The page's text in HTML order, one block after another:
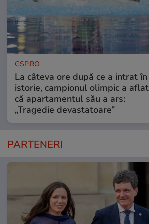
GSP.RO
La câteva ore după ce a intrat în
istorie, campionul olimpic a aflat
că apartamentul său a ars:
„Tragedie devastatoare”
PARTENERI